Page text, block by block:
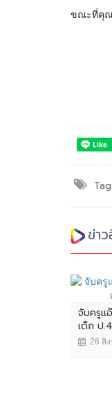
ขณะที่คุณ
ข่า
จับครูแ
เด็ก ป
26 สิ